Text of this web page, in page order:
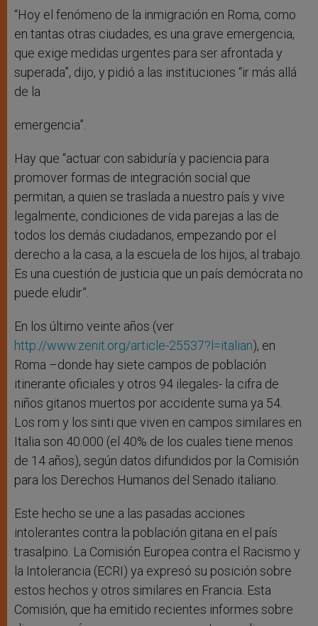
“Hoy el fenómeno de la inmigración en Roma, como
en tantas otras ciudades, es una grave emergencia,
que exige medidas urgentes para ser afrontada y
superada”, dijo, y pidió a las instituciones “ir más allá
de la
emergencia”.
Hay que “actuar con sabiduría y paciencia para
promover formas de integración social que
permitan, a quien se traslada a nuestro país y vive
legalmente, condiciones de vida parejas a las de
todos los demás ciudadanos, empezando por el
derecho a la casa, a la escuela de los hijos, al trabajo.
Es una cuestión de justicia que un país demócrata no
puede eludir”.
En los último veinte años (ver
http://www.zenit.org/article-25537?l=italian), en
Roma –donde hay siete campos de población
itinerante oficiales y otros 94 ilegales- la cifra de
niños gitanos muertos por accidente suma ya 54.
Los rom y los sinti que viven en campos similares en
Italia son 40.000 (el 40% de los cuales tiene menos
de 14 años), según datos difundidos por la Comisión
para los Derechos Humanos del Senado italiano.
Este hecho se une a las pasadas acciones
intolerantes contra la población gitana en el país
trasalpino. La Comisión Europea contra el Racismo y
la Intolerancia (ECRI) ya expresó su posición sobre
estos hechos y otros similares en Francia. Esta
Comisión, que ha emitido recientes informes sobre